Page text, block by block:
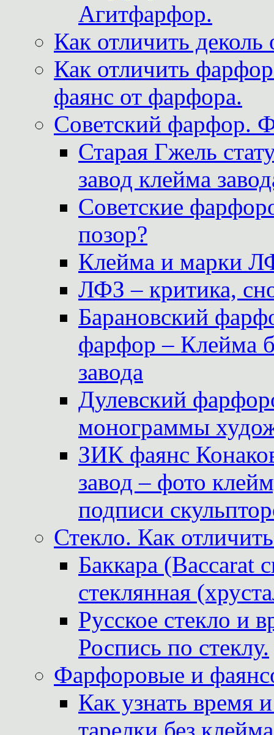
Агитфарфор.
Как отличить
Как отличить
фаянс от фарфора.
Советский фарфор.
Старая Гжель
завод клейма
Советские
позор?
Клейма и марки
ЛФЗ – критика,
Барановский
фарфор – Клейма
завода
Дулевский
монограммы
ЗИК фаянс
завод – фото
подписи
Стекло. Как
Баккара (Baccarat
стеклянная
Русское стекло и
Роспись по стеклу.
Фарфоровые и
Как узнать время